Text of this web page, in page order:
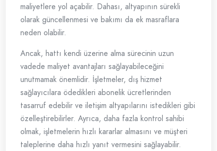
maliyetlere yol açabilir. Dahası, altyapının sürekli
olarak güncellenmesi ve bakımı da ek masraflara
neden olabilir.
Ancak, hattı kendi üzerine alma sürecinin uzun
vadede maliyet avantajları sağlayabileceğini
unutmamak önemlidir. İşletmeler, dış hizmet
sağlayıcılara ödedikleri abonelik ücretlerinden
tasarruf edebilir ve iletişim altyapılarını istedikleri gibi
özelleştirebilirler. Ayrıca, daha fazla kontrol sahibi
olmak, işletmelerin hızlı kararlar almasını ve müşteri
taleplerine daha hızlı yanıt vermesini sağlayabilir.